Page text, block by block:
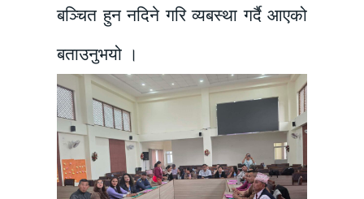
बञ्चित हुन नदिने गरि व्यबस्था गर्दै आएको
बताउनुभयो ।